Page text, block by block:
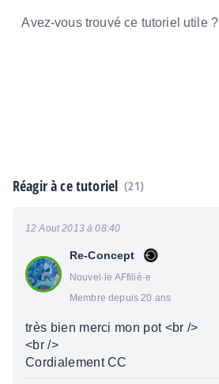
Avez-vous trouvé ce tutoriel utile ?
Réagir à ce tutoriel (21)
Re-Concept
Nouvel·le AFfilié·e
Membre depuis 20 ans
12 Aout 2013 à 08:40
très bien merci mon pot <br />
<br />
Cordialement CC